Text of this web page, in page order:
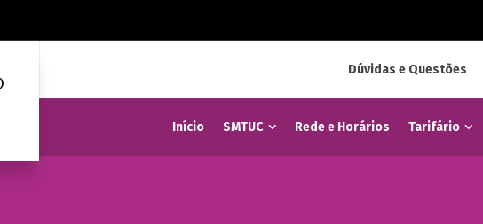
Dúvidas e Questões
Início SMTUC Rede e Horários Tarifário